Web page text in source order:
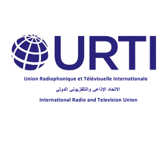
contenu
principal